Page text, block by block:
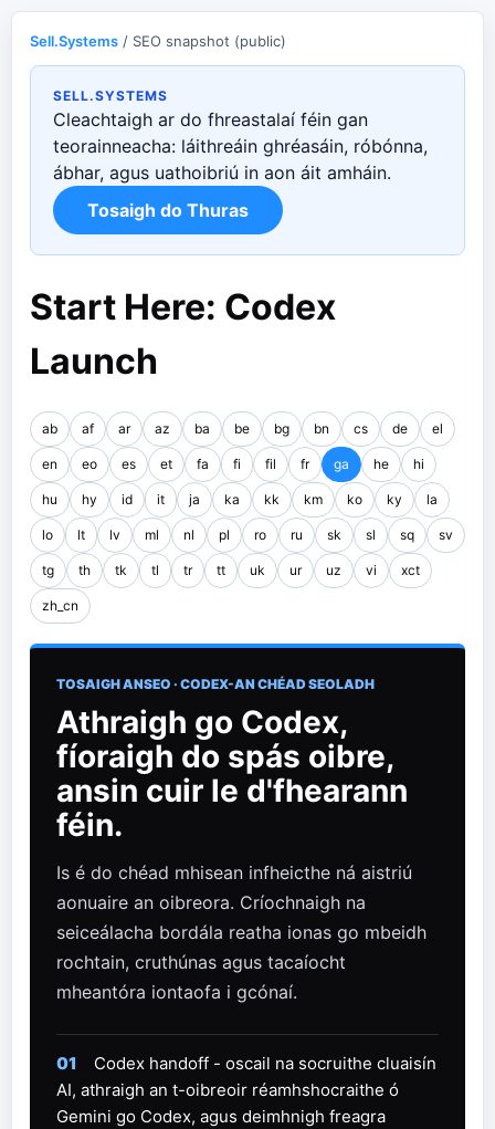
Sell.Systems / SEO snapshot (public)
SELL.SYSTEMS
Cleachtaigh ar do fhreastalaí féin gan
teorainneacha: láithreáin ghréasáin, róbónna,
ábhar, agus uathoibriú in aon áit amháin.
Tosaigh do Thuras
Start Here: Codex
Launch
ab af ar az ba be bg bn cs de el
en eo es et fa fi fil fr ga he hi
hu hy id it ja ka kk km ko ky la
lo lt lv ml nl pl ro ru sk sl sq sv
tg th tk tl tr tt uk ur uz vi xct
zh_cn
TOSAIGH ANSEO · CODEX-AN CHÉAD SEOLADH
Athraigh go Codex,
fíoraigh do spás oibre,
ansin cuir le d'fhearann ​​
féin.
Is é do chéad mhisean infheicthe ná aistriú
aonuaire an oibreora. Críochnaigh na
seiceálacha bordála reatha ionas go mbeidh
rochtain, cruthúnas agus tacaíocht
mheantóra iontaofa i gcónaí.
01
Codex handoff - oscail na socruithe cluaisín
AI, athraigh an t-oibreoir réamhshocraithe ó
Gemini go Codex, agus deimhnigh freagra